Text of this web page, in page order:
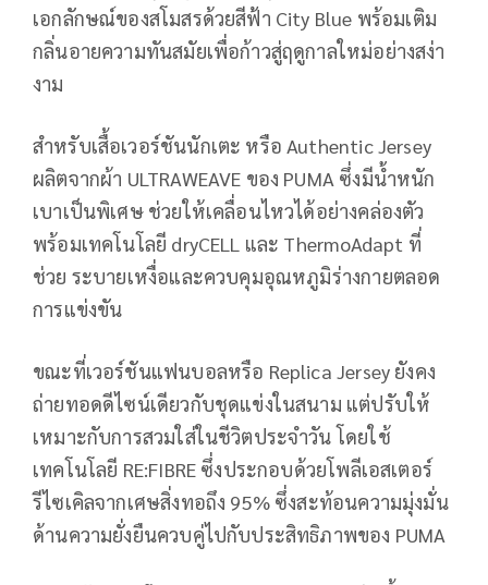
เอกลักษณ์ของสโมสรด้วยสีฟ้า City Blue พร้อมเติม
กลิ่นอายความทันสมัยเพื่อก้าวสู่ฤดูกาลใหม่อย่างสง่า
งาม
สำหรับเสื้อเวอร์ชันนักเตะ หรือ Authentic Jersey
ผลิตจากผ้า ULTRAWEAVE ของ PUMA ซึ่งมีน้ำหนัก
เบาเป็นพิเศษ ช่วยให้เคลื่อนไหวได้อย่างคล่องตัว
พร้อมเทคโนโลยี dryCELL และ ThermoAdapt ที่
ช่วย ระบายเหงื่อและควบคุมอุณหภูมิร่างกายตลอด
การแข่งขัน
ขณะที่เวอร์ชันแฟนบอลหรือ Replica Jersey ยังคง
ถ่ายทอดดีไซน์เดียวกับชุดแข่งในสนาม แต่ปรับให้
เหมาะกับการสวมใส่ในชีวิตประจำวัน โดยใช้
เทคโนโลยี RE:FIBRE ซึ่งประกอบด้วยโพลีเอสเตอร์
รีไซเคิลจากเศษสิ่งทอถึง 95% ซึ่งสะท้อนความมุ่งมั่น
ด้านความยั่งยืนควบคู่ไปกับประสิทธิภาพของ PUMA